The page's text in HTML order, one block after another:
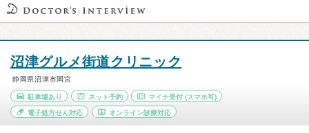
沼津グルメ街道クリニック
静岡県沼津市岡宮
駐車場あり ネット予約 マイナ受付 (スマホ可)
電子処方せん対応 オンライン診療対応